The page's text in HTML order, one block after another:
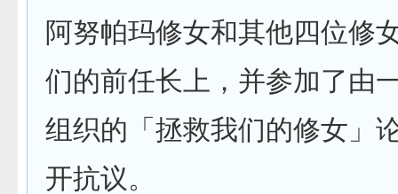
阿努帕玛修女和其他四位修
们的前任长上，并参加了由
组织的「拯救我们的修女」
开抗议。